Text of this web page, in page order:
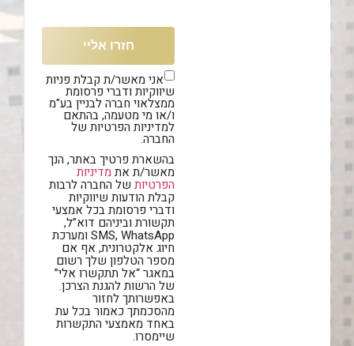
אני מאשר/ת קבלת פניות
שיווקיות ודברי פרסומת
ממצלאוי חברה לבניין בע"מ
ו/או מי מטעמה, בהתאם
למדיניות הפרטיות של
החברה.
חזרו אליי
בהשארת פרטיך באתר, הנך
מאשר/ת את מדיניות
הפרטיות של החברה לרבות
קבלת הודעות שיווקיות
ודברי פרסומת בכל אמצעי
תקשורת וביניהם דוא”ל,
SMS, WhatsApp ומערכת
חיוג אלקטרונית, אף אם
מספר הטלפון שלך רשום
במאגר “אל תתקשרו אלי”
של הרשות להגנת הצרכן.
באפשרותך לחזור
מהסכמתך כאמור בכל עת
באחד מאמצעי התקשרות
שיימסרו.